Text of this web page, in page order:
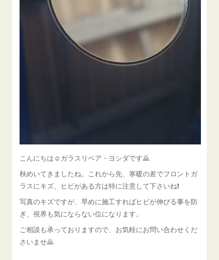
こんにちは☺ガラスリペア・ヨシダです🙇
秋めいてきましたね。これから先、寒暖の差でフロントガ
ラスにキズ、ヒビがある方は特に注意して下さいね❗
写真のキズですが、早めに施工すればヒビが伸びる事を防
ぎ、視界も気にならない位になります。
ご相談も承っておりますので、お気軽にお問い合わせくだ
さいませ🙇